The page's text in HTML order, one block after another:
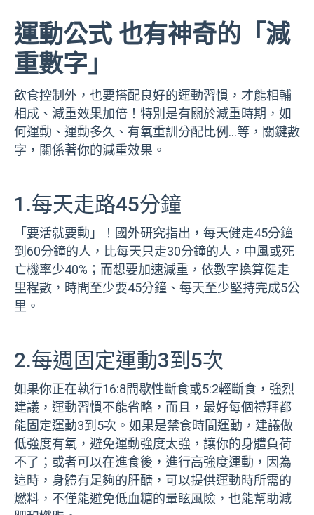
運動公式 也有神奇的「減
重數字」
飲食控制外，也要搭配良好的運動習慣，才能相輔
相成、減重效果加倍！特別是有關於減重時期，如
何運動、運動多久、有氧重訓分配比例…等，關鍵數
字，關係著你的減重效果。
1.每天走路45分鐘
「要活就要動」！國外研究指出，每天健走45分鐘
到60分鐘的人，比每天只走30分鐘的人，中風或死
亡機率少40%；而想要加速減重，依數字換算健走
里程數，時間至少要45分鐘、每天至少堅持完成5公
里。
2.每週固定運動3到5次
如果你正在執行16:8間歇性斷食或5:2輕斷食，強烈
建議，運動習慣不能省略，而且，最好每個禮拜都
能固定運動3到5次。如果是禁食時間運動，建議做
低強度有氧，避免運動強度太強，讓你的身體負荷
不了；或者可以在進食後，進行高強度運動，因為
這時，身體有足夠的肝醣，可以提供運動時所需的
燃料，不僅能避免低血糖的暈眩風險，也能幫助減